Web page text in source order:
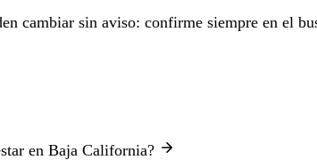
cambiar sin aviso: confirme siempre en el
en Baja California?